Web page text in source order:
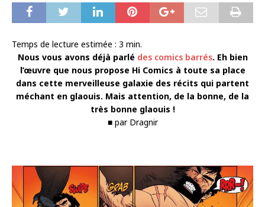
Temps de lecture estimée : 3 min.
Nous vous avons déjà parlé des comics barrés. Eh bien
l’œuvre que nous propose Hi Comics à toute sa place
dans cette merveilleuse galaxie des récits qui partent
méchant en glaouis. Mais attention, de la bonne, de la
très bonne glaouis !
■ par Dragnir